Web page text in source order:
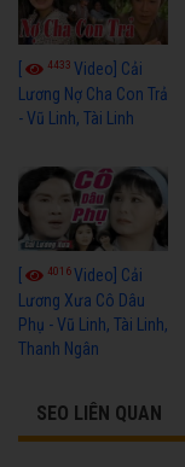
4433 Video] Cải
Lương Nợ Cha Con Trả
- Vũ Linh, Tài Linh
[ 4016Video] Cải
Lương Xưa Cô Dâu
Phụ - Vũ Linh, Tài Linh,
Thanh Ngân
SEO LIÊN QUAN